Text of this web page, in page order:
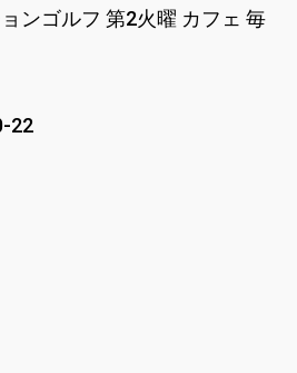
ンゴルフ 第2火曜 カフェ 毎
22